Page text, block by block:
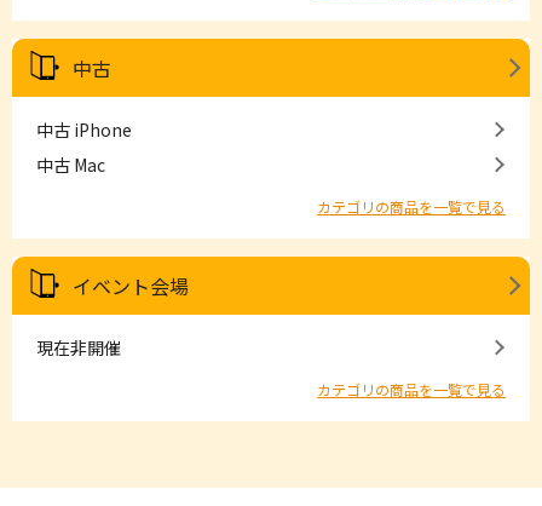
中古
中古 iPhone
中古 Mac
カテゴリの商品を一覧で見る
イベント会場
現在非開催
カテゴリの商品を一覧で見る